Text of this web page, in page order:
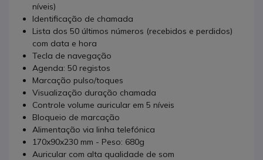
níveis)
Identificação de chamada
Lista dos 50 últimos números (recebidos e perdidos)
com data e hora
Tecla de navegação
Agenda: 50 registos
Marcação pulso/toques
Visualização duração chamada
Controle volume auricular em 5 níveis
Bloqueio de marcação
Alimentação via linha telefónica
170x90x230 mm - Peso: 680g
Auricular com alta qualidade de som